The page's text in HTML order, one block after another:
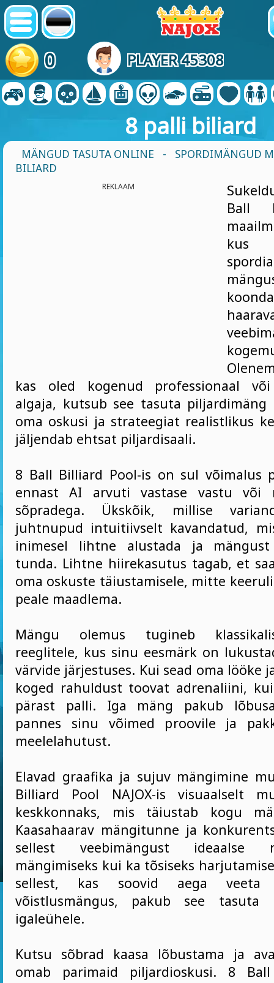
0 PLAYER 45308
8 palli biliard
MÄNGUD TASUTA ONLINE -
SPORDIMÄNGUD
BILIARD
REKLAAM
Ball
kus
kas oled kogenud professionaal
algaja, kutsub see tasuta piljardimäng
oma oskusi ja strateegiat realistlikus
jäljendab ehtsat piljardisaali.
8 Ball Billiard Pool-is on sul võimalus
ennast AI arvuti vastase vastu või
sõpradega. Ükskõik, millise
juhtnupud intuitiivselt kavandatud,
inimesel lihtne alustada ja
tunda. Lihtne hiirekasutus tagab, et
oma oskuste täiustamisele, mitte
peale maadlema.
Mängu olemus tugineb
reeglitele, kus sinu eesmärk on
värvide järjestuses. Kui sead oma lööke
koged rahuldust toovat adrenaliini,
pärast palli. Iga mäng pakub
pannes sinu võimed proovile ja
meelelahutust.
Elavad graafika ja sujuv mängimine
Billiard Pool NAJOX-is visuaalselt
keskkonnaks, mis täiustab kogu
Kaasahaarav mängitunne ja
sellest veebimängust ideaalse
mängimiseks kui ka tõsiseks
sellest, kas soovid aega veeta
võistlusmängus, pakub see tasuta
igaleühele.
Kutsu sõbrad kaasa lõbustama ja
omab parimaid piljardioskusi. 8